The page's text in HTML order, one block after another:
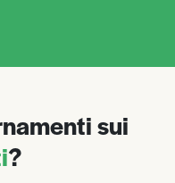
sui
?